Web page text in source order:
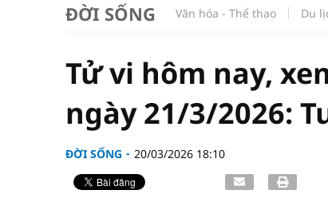
07:15
18:05
ĐỜI SỐNG Văn hóa - Thể thao Du
Tử vi hôm nay,
ngày 21/3/2026:
ĐỜI SỐNG 20/03/2026 18:10